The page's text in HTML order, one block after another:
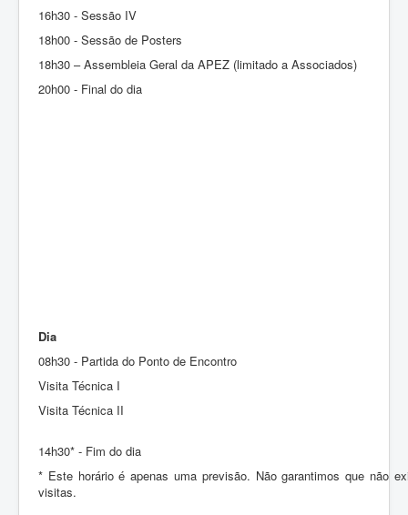
16h30 - Sessão IV
18h00 - Sessão de Posters
18h30 – Assembleia Geral da APEZ (limitado a Associados)
20h00 - Final do dia
Dia
08h30 - Partida do Ponto de Encontro
Visita Técnica I
Visita Técnica II
14h30* - Fim do dia
* Este horário é apenas uma previsão. Não garantimos que não
visitas.